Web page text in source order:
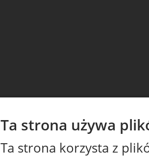
Ta strona używa
Ta strona korzysta z